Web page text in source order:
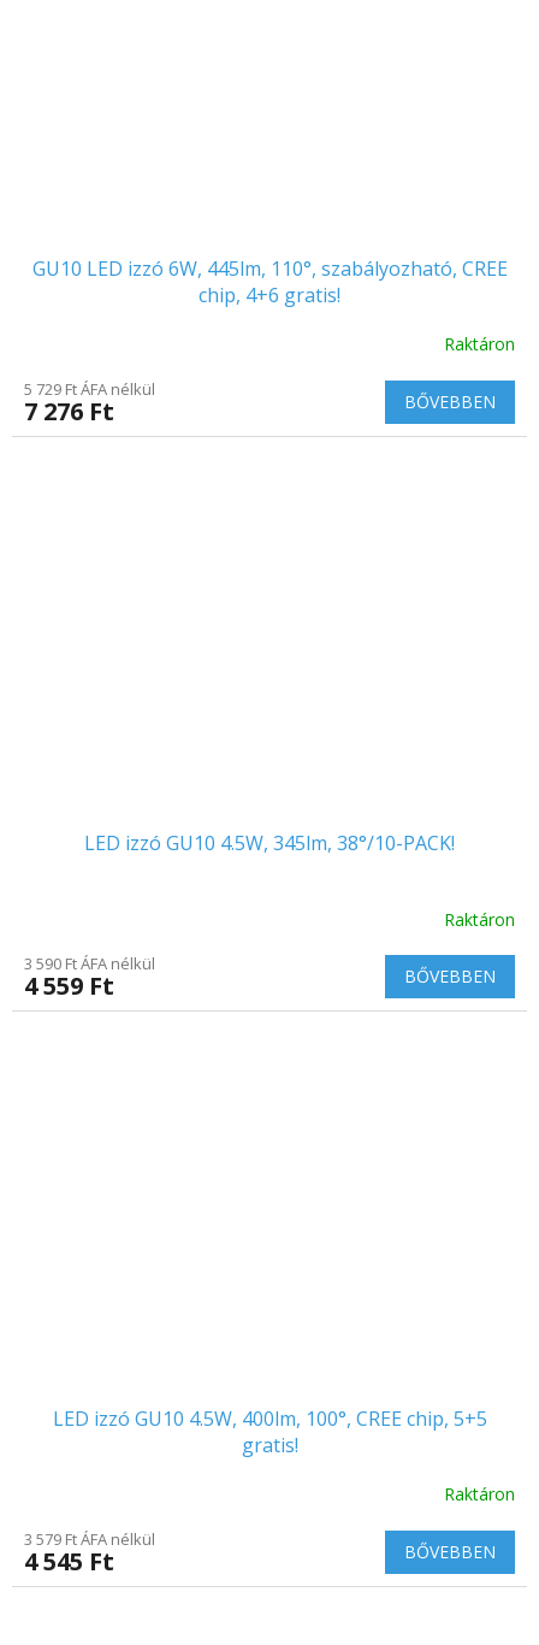
GU10 LED izzó 6W, 445lm, 110°, szabályozható, CREE
chip, 4+6 gratis!
átlagos
értékelése
5-
Raktáron
5 729 Ft ÁFA nélkül
7 276 Ft BŐVEBBEN
LED izzó GU10 4.5W, 345lm, 38°/10-PACK!
Raktáron
3 590 Ft ÁFA nélkül
4 559 Ft BŐVEBBEN
LED izzó GU10 4.5W, 400lm, 100°, CREE chip, 5+5
gratis!
Raktáron
3 579 Ft ÁFA nélkül
4 545 Ft BŐVEBBEN